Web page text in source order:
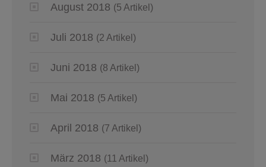
August 2018 (5 Artikel)
Juli 2018 (2 Artikel)
Juni 2018 (8 Artikel)
Mai 2018 (5 Artikel)
April 2018 (7 Artikel)
März 2018 (11 Artikel)